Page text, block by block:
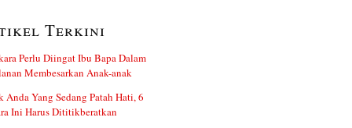
Terkini
Perlu Diingat Ibu Bapa Dalam
Membesarkan Anak-anak
Anda Yang Sedang Patah Hati, 6
Ini Harus Dititikberatkan